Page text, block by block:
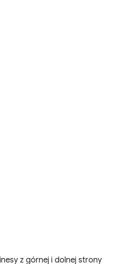
z górnej i dolnej strony